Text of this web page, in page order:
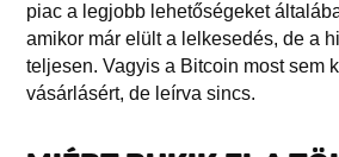
piac a legjobb lehetőségeket
amikor már elült a lelkesedés, de a
teljesen. Vagyis a Bitcoin most sem
vásárlásért, de leírva sincs.